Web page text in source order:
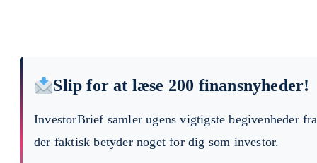
Slip for at læse 200 finansnyheder!
InvestorBrief samler ugens vigtigste begivenheder
der faktisk betyder noget for dig som investor.